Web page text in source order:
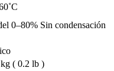
0–80% Sin condensación
( 0.2 lb )